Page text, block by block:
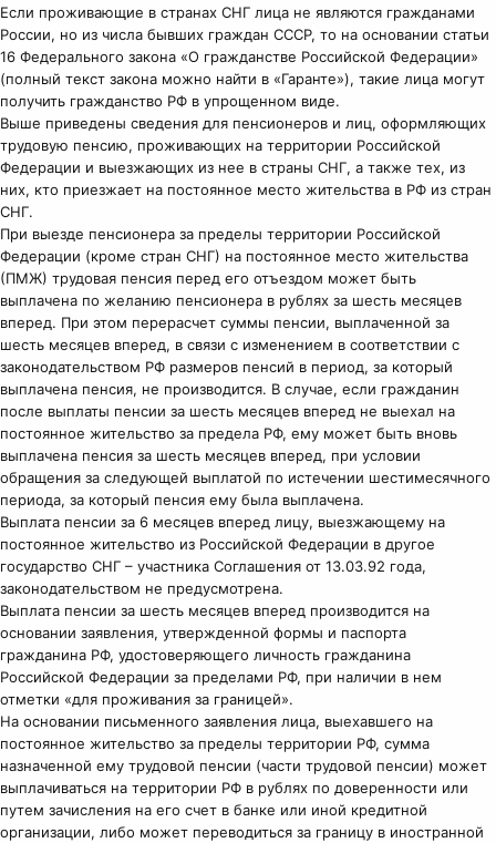
Если проживающие в странах СНГ лица не являются гражданами
России, но из числа бывших граждан СССР, то на основании статьи
16 Федерального закона «О гражданстве Российской Федерации»
(полный текст закона можно найти в «Гаранте»), такие лица могут
получить гражданство РФ в упрощенном виде.
Выше приведены сведения для пенсионеров и лиц, оформляющих
трудовую пенсию, проживающих на территории Российской
Федерации и выезжающих из нее в страны СНГ, а также тех, из
них, кто приезжает на постоянное место жительства в РФ из стран
СНГ.
При выезде пенсионера за пределы территории Российской
Федерации (кроме стран СНГ) на постоянное место жительства
(ПМЖ) трудовая пенсия перед его отъездом может быть
выплачена по желанию пенсионера в рублях за шесть месяцев
вперед. При этом перерасчет суммы пенсии, выплаченной за
шесть месяцев вперед, в связи с изменением в соответствии с
законодательством РФ размеров пенсий в период, за который
выплачена пенсия, не производится. В случае, если гражданин
после выплаты пенсии за шесть месяцев вперед не выехал на
постоянное жительство за предела РФ, ему может быть вновь
выплачена пенсия за шесть месяцев вперед, при условии
обращения за следующей выплатой по истечении шестимесячного
периода, за который пенсия ему была выплачена.
Выплата пенсии за 6 месяцев вперед лицу, выезжающему на
постоянное жительство из Российской Федерации в другое
государство СНГ – участника Соглашения от 13.03.92 года,
законодательством не предусмотрена.
Выплата пенсии за шесть месяцев вперед производится на
основании заявления, утвержденной формы и паспорта
гражданина РФ, удостоверяющего личность гражданина
Российской Федерации за пределами РФ, при наличии в нем
отметки «для проживания за границей».
На основании письменного заявления лица, выехавшего на
постоянное жительство за пределы территории РФ, сумма
назначенной ему трудовой пенсии (части трудовой пенсии) может
выплачиваться на территории РФ в рублях по доверенности или
путем зачисления на его счет в банке или иной кредитной
организации, либо может переводиться за границу в иностранной